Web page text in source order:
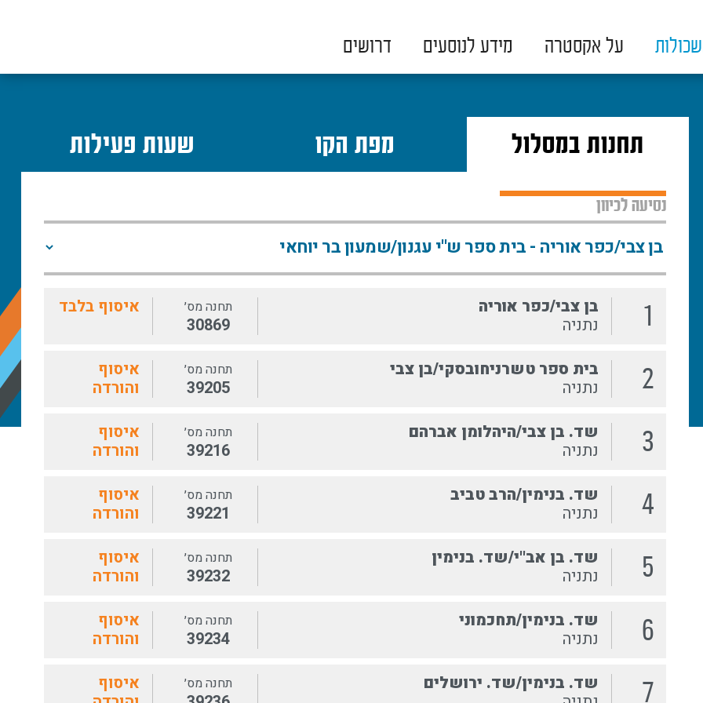
על אקסטרה מידע לנוסעים דרושים
תחנות במסלול מפת הקו שעות פעילות
נסיעה לכיוון
1
בן צבי/כפר אוריה
נתניה
תחנה מס׳
30869
איסוף בלבד
2
בית ספר טשרניחובסקי/בן צבי
נתניה
תחנה מס׳
39205
איסוף
והורדה
3
שד. בן צבי/היהלומן אברהם
נתניה
תחנה מס׳
39216
איסוף
והורדה
4
שד. בנימין/הרב טביב
נתניה
תחנה מס׳
39221
איסוף
והורדה
5
שד. בן אב''י/שד. בנימין
נתניה
תחנה מס׳
39232
איסוף
והורדה
6
שד. בנימין/תחכמוני
נתניה
תחנה מס׳
39234
איסוף
והורדה
7
שד. בנימין/שד. ירושלים
תחנה מס׳
איסוף